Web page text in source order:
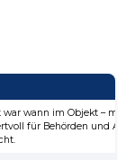
wann im Objekt – mit
für Behörden und